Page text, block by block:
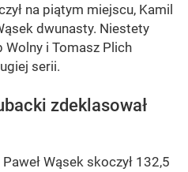
na piątym miejscu, Kamil
dwunasty. Niestety
Wolny i Tomasz Plich
serii.
zdeklasował
Wąsek skoczył 132,5